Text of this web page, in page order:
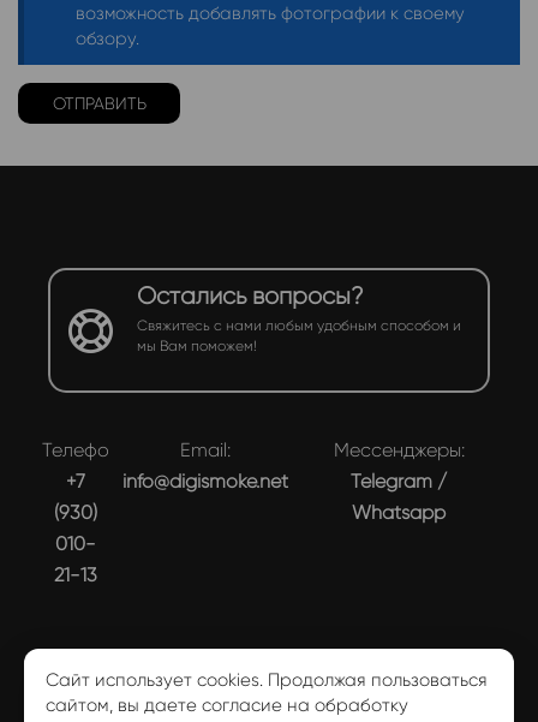
возможность добавлять фотографии к своему
обзору.
Остались вопросы?
Свяжитесь с нами любым удобным способом и
мы Вам поможем!
Телефон:
+7
(930)
010-
21-13
Email:
info@digismoke.net
Мессенджеры:
Telegram /
Whatsapp
Сайт использует cookies. Продолжая пользоваться
сайтом, вы даете согласие на обработку